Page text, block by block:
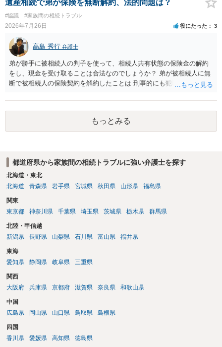
遺産相続で弟が保険を無断解約、法的問題は？
#協議 #家族間の相続トラブル
2026年7月26日 役にたった 3
高島 秀行 弁護士
弟が勝手に被相続人の判子を使って、相続人共有状態の保険金の解約
をし、現金を受け取ることは合法なのでしょうか？ 弟が被相続人に無
断で被相続人の保険契約を解約したことは 刑事的にも犯罪となる可能
された書類のコピーを取得して、弁護士に面談で詳しい事情を話して
相談 されたら良いと思います。
もっとみる
都道府県から家族間の相続トラブルに強い弁護士を探す
北海道・東北
北海道
青森県 岩手県 宮城県 秋田県 山形県 福島県
関東
東京都
神奈川県 千葉県 埼玉県 茨城県 栃木県 群馬県
北陸・甲信越
新潟県
長野県 山梨県 石川県 富山県 福井県
東海
愛知県
静岡県 岐阜県 三重県
関西
大阪府
兵庫県 京都府 滋賀県 奈良県 和歌山県
中国
広島県
岡山県 山口県 鳥取県 島根県
四国
香川県
愛媛県 高知県 徳島県